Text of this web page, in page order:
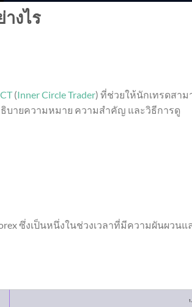
งไร
(Inner Circle Trader) ที่ช่วยให้นักเทรดสาม
บายความหมาย ความสำคัญ และวิธีการดู
ซึ่งเป็นหนึ่งในช่วงเวลาที่มีความผันผวนแ